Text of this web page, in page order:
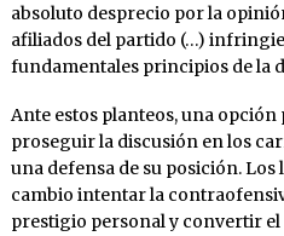
absoluto desprecio por la
afiliados del partido (…)
fundamentales principios de la
Ante estos planteos, una
proseguir la discusión en los
una defensa de su posición.
cambio intentar la
prestigio personal y convertir